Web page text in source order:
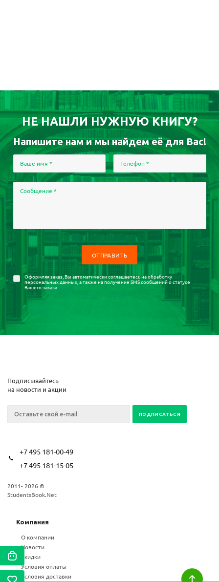
НЕ НАШЛИ НУЖНУЮ КНИГУ?
Напишите нам и мы найдем её для Вас!
Ваше имя * Телефон *
Сообщение *
Оформляя заказ, Вы автоматически соглашаетесь наобработку
персональных данных, а также на получение SMS сообщений о статусе
Вашего заказа
Подписывайтесь
на новости и акции
+7 495 181-00-49
+7 495 181-15-05
2011- 2026 ©
StudentsBook.Net
Компания
О компании
Новости
Скидки
Условия оплаты
Условия доставки